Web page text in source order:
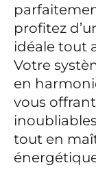
profitez
idéale tout
Votre
en
vous
tout en